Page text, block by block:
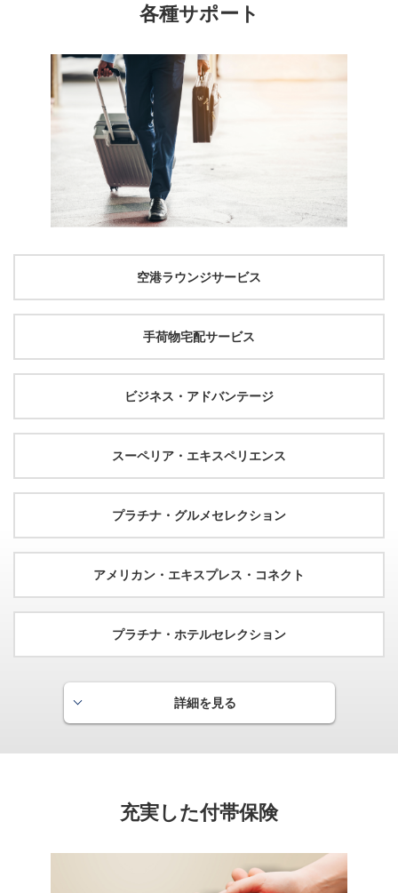
各種サポート
空港ラウンジサービス
手荷物宅配サービス
ビジネス・アドバンテージ
スーペリア・エキスペリエンス
プラチナ・グルメセレクション
アメリカン・エキスプレス・コネクト
プラチナ・ホテルセレクション
空港ラウンジサービス
国内はもとより、世界各地の空港ラウンジがご利用いただ
込み（無料）が必要です。
詳細を見る
充実した付帯保険